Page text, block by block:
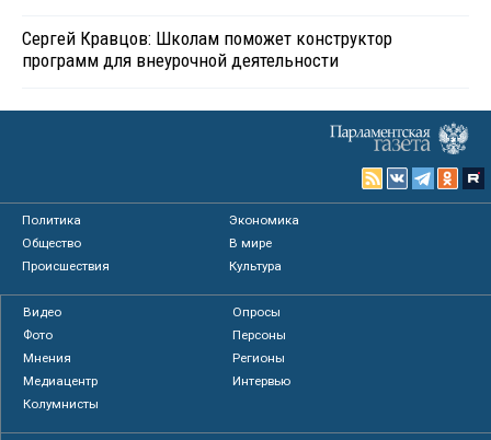
Сергей Кравцов: Школам поможет конструктор
программ для внеурочной деятельности
Политика
Экономика
Общество
В мире
Происшествия
Культура
Видео
Опросы
Фото
Персоны
Мнения
Регионы
Медиацентр
Интервью
Колумнисты